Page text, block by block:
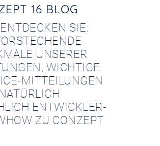
16 BLOG
SIE:
UNSERER
WICHTIGE
MITTEILUNGEN
ENTWICKLER-
ZU CONZEPT